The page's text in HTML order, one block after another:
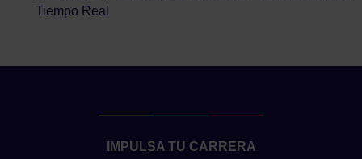
Tiempo Real
IMPULSA TU CARRERA